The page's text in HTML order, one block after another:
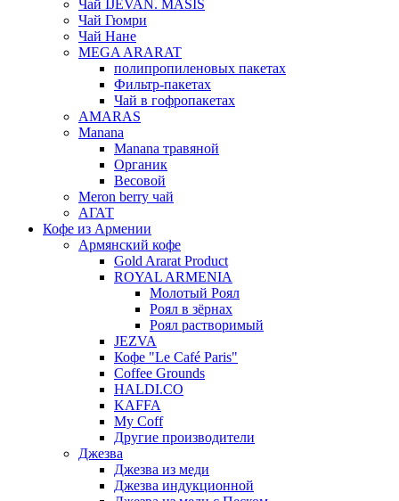
Чай IJEVAN. MASIS
Чай Гюмри
Чай Нане
MEGA ARARAT
полипропиленовых пакетах
Фильтр-пакетах
Чай в гофропакетах
AMARAS
Manana
Manana травяной
Органик
Весовой
Meron berry чай
АГАТ
Кофе из Армении
Армянский кофе
Gold Ararat Product
ROYAL ARMENIA
Молотый Роял
Роял в зёрнах
Роял растворимый
JEZVA
Кофе "Le Café Paris"
Coffee Grounds
HALDI.CO
KAFFA
My Coff
Другие производители
Джезва
Джезва из меди
Джезва индукционной